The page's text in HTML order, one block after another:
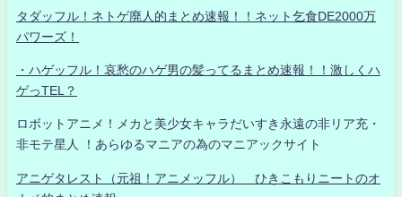
タダッフル！ネトゲ廃人的まとめ速報！！ネット乞食DE2000万
パワーズ！
・ハゲッフル！哀愁のハゲ男の髪ってるまとめ速報！！激しくハ
ゲっTEL？
ロボットアニメ！メカと美少女キャラだいすき永遠の非リア充・
非モテ星人 ！あらゆるマニアの為のマニアックサイト
アニゲタレスト（元祖！アニメッフル） ひきこもりニートのオ